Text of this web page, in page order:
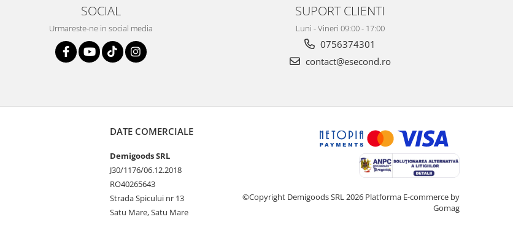
SOCIAL
Urmareste-ne in social media
SUPORT CLIENTI
Luni - Vineri 09:00 - 17:00
0756374301
contact@esecond.ro
DATE COMERCIALE
Demigoods SRL
J30/1176/06.12.2018
RO40265643
Strada Spicului nr 13
Satu Mare, Satu Mare
©Copyright Demigoods SRL 2026 Platforma E-commerce by
Gomag